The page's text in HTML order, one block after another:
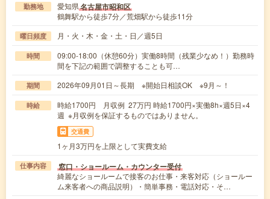
勤務地 愛知県名古屋市昭和区
鶴舞駅から徒歩7分／荒畑駅から徒歩11分
曜日頻度 月・火・木・金・土・日／週5日
時間
09:00-18:00（休憩60分）実働8時間（残業少なめ！）勤務時
間を下記の範囲で調整することも可…
期間 2026年09月01日～長期 ※開始日相談OK ※9月～！
時給
時給1700円 月収例 27万円 時給1700円×実働8h×週5日×4
週 ※月収例を保証するものではありません。
交通費
1ヶ月3万円を上限として実費支給
仕事内容 窓口・ショールーム・カウンター受付
綺麗なショールームで接客のお仕事・来客対応（ショールー
ム来客者への商品説明）・簡単事務・電話対応・そ…